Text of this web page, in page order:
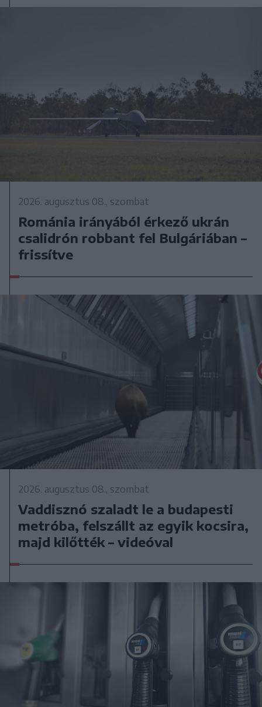
2026. augusztus 08., szombat
Románia irányából érkező ukrán
csalidrón robbant fel Bulgáriában –
frissítve
2026. augusztus 08., szombat
Vaddisznó szaladt le a budapesti
metróba, felszállt az egyik kocsira,
majd kilőtték – videóval